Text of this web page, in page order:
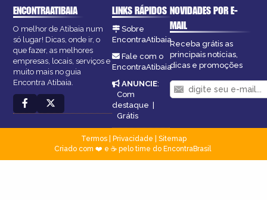
ENCONTRAATIBAIA
O melhor de Atibaia num
só lugar! Dicas, onde ir, o
que fazer, as melhores
empresas, locais, serviços e
muito mais no guia
Encontra Atibaia.
LINKS RÁPIDOS
Sobre
EncontraAtibaia
Fale com o
EncontraAtibaia
ANUNCIE:
Com
destaque |
Grátis
NOVIDADES POR E-
MAIL
Receba grátis as
principais notícias,
dicas e promoções
Termos| Privacidade
Sitemap
Criado com ❤️ e ☕ pelo time do EncontraBrasil